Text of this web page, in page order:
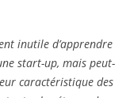
inutile d’apprendre
start-up, mais peut-
caractéristique des